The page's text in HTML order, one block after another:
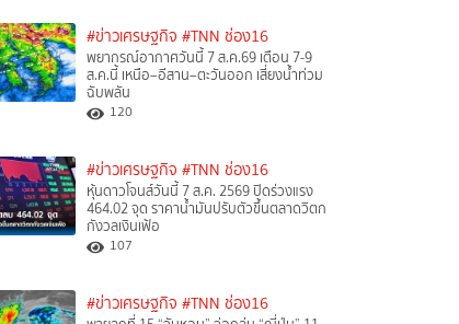
#ข่าวเศรษฐกิจ #TNN ช่อง16
พยากรณ์อากาศวันนี้ 7 ส.ค.69 เตือน 7-9
ส.ค.นี้ เหนือ–อีสาน–ตะวันออก เสี่ยงน้ำท่วม
ฉับพลัน
120
#ข่าวเศรษฐกิจ #TNN ช่อง16
หุ้นดาวโจนส์วันนี้ 7 ส.ค. 2569 ปิดร่วงแรง
464.02 จุด ราคาน้ำมันปรับตัวขึ้นตลาดวิตก
กังวลเงินเฟ้อ
107
#ข่าวเศรษฐกิจ #TNN ช่อง16